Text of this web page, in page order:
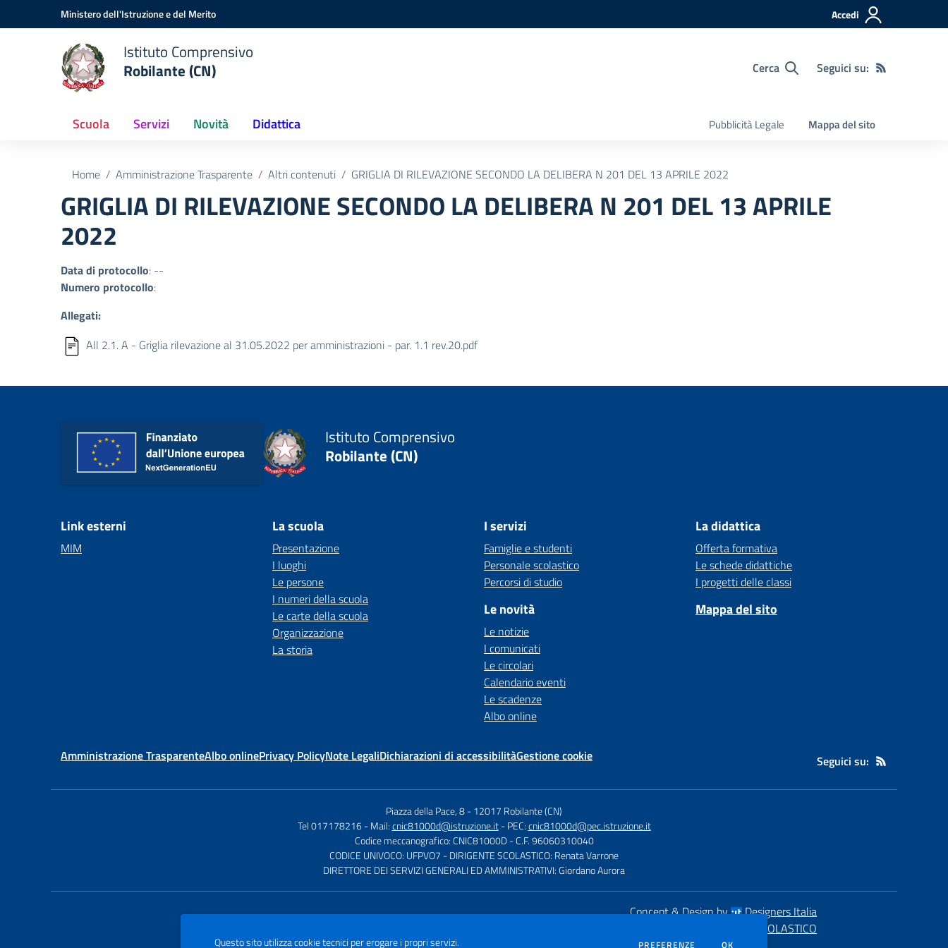
Vai ai contenuti
Vai al menu di navigazioneMinistero dell'Istruzione e del Merito Accedi
Istituto Comprensivo
Robilante (CN)
Cerca Seguici su:
Scuola Servizi Novità Didattica Pubblicità Legale Mappa del sito
Home Amministrazione Trasparente Altri contenuti GRIGLIA DI RILEVAZIONE SECONDO LA DELIBERA N 201 DEL 13 APRILE 2022
GRIGLIA DI RILEVAZIONE SECONDO LA DELIBERA N 201 DEL 13 APRILE
2022
Data di protocollo: --
Numero protocollo:
Allegati:
All 2.1. A - Griglia rilevazione al 31.05.2022 per amministrazioni - par. 1.1 rev.20.pdf
Istituto Comprensivo
Robilante (CN)
Link esterni
MIM
La scuola
Presentazione
I luoghi
Le persone
I numeri della scuola
Le carte della scuola
Organizzazione
La storia
I servizi
Famiglie e studenti
Personale scolastico
Percorsi di studio
Le novità
Le notizie
I comunicati
Le circolari
Calendario eventi
Le scadenze
Albo online
La didattica
Offerta formativa
Le schede didattiche
I progetti delle classi
Mappa del sito
Amministrazione TrasparenteAlbo onlinePrivacy PolicyNote LegaliDichiarazioni di accessibilitàGestione cookie Seguici su:
Piazza della Pace, 8-12017 Robilante (CN)
Tel 017178216 - Mail:cnic81000d@istruzione.it - PEC:cnic81000d@pec.istruzione.it
Codice meccanografico: CNIC81000D - C.F. 96060310040
CODICE UNIVOCO: UFPVO7 - DIRIGENTE SCOLASTICO: Renata Varrone
DIRETTORE DEI SERVIZI GENERALI ED AMMINISTRATIVI: Giordano Aurora
Concept & Design by
Designers Italia
SCUOLASTICO
Questo sito utilizza cookie tecnici per erogare i propri servizi. PREFERENZE DEI COOKIE
OK